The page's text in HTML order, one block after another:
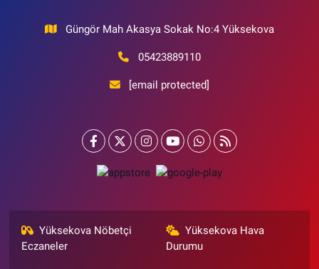
Güngör Mah Akasya Sokak No:4 Yüksekova
05423889110
[email protected]
Yüksekova Nöbetçi
Eczaneler
Yüksekova Hava
Durumu